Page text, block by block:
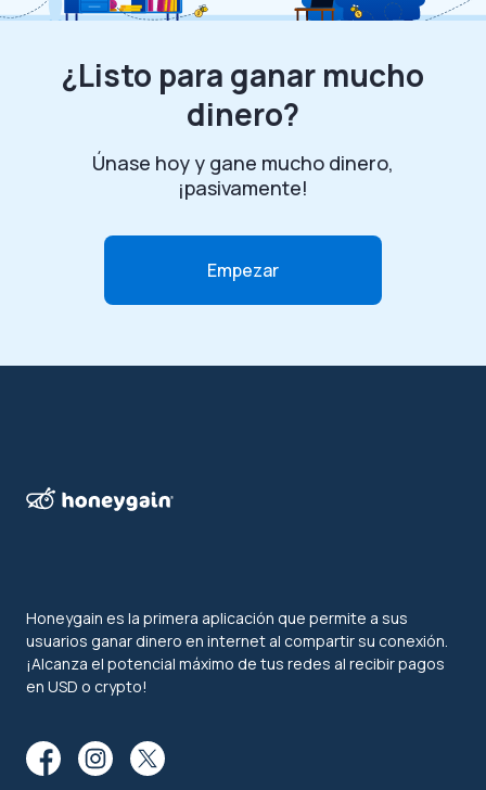
¿Listo para ganar mucho
dinero?
Únase hoy y gane mucho dinero,
¡pasivamente!
Empezar
Honeygain es la primera aplicación que permite a sus
usuarios ganar dinero en internet al compartir su conexión.
¡Alcanza el potencial máximo de tus redes al recibir pagos
en USD o crypto!